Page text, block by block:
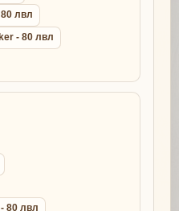
лвл
- 80 лвл
80 лвл